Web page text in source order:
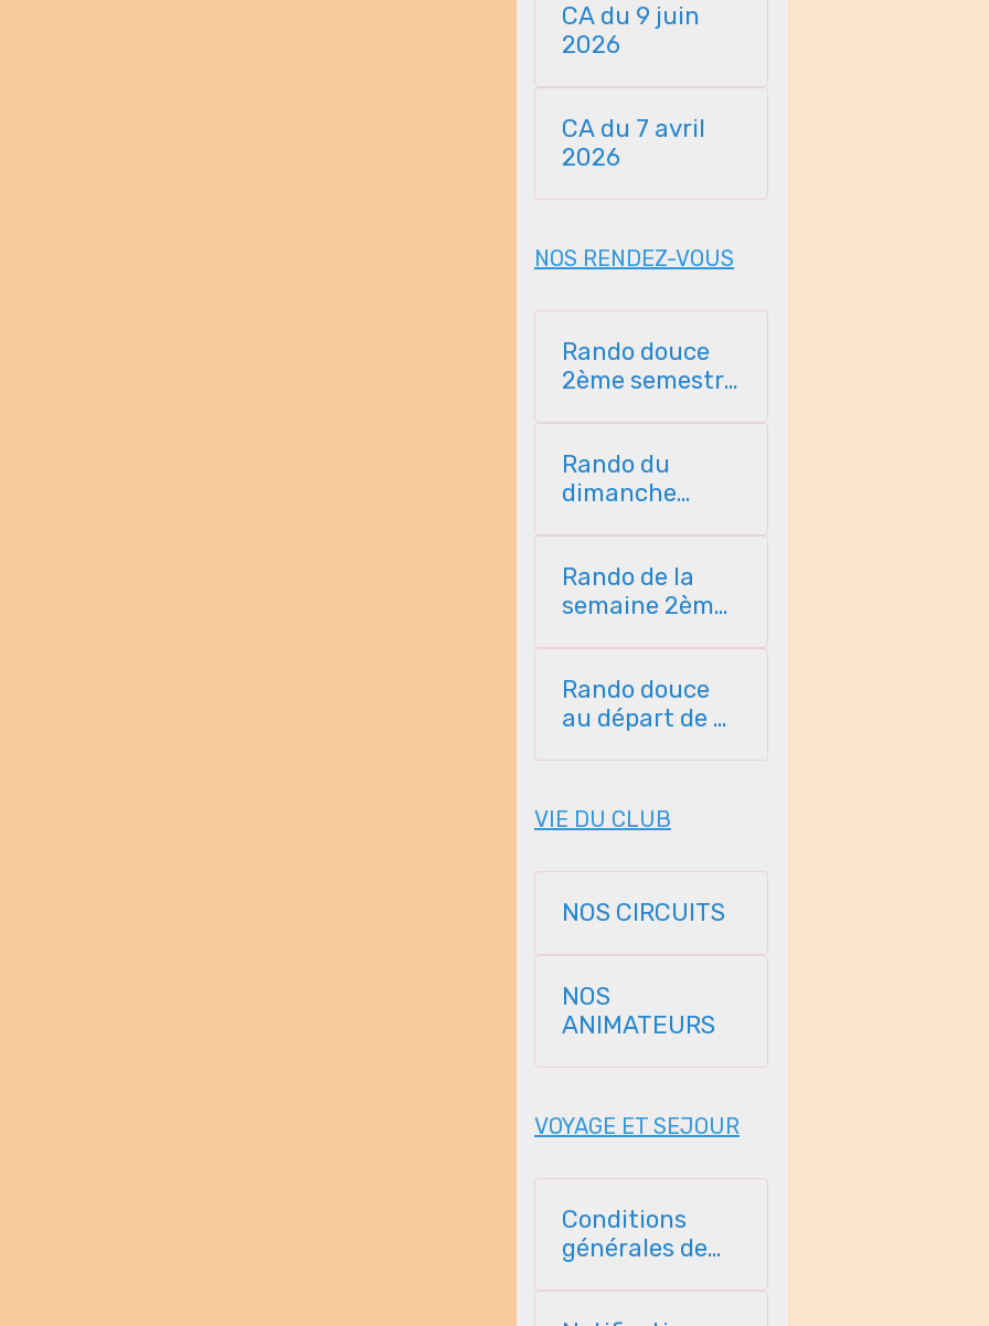
CA du 9 juin
2026
CA du 7 avril
2026
NOS RENDEZ-VOUS
Rando douce
2ème semestre
Rando du
dimanche
Rando de la
semaine 2ème
Rando douce
au départ de St
VIE DU CLUB
NOS CIRCUITS
NOS
ANIMATEURS
VOYAGE ET SEJOUR
Conditions
générales de